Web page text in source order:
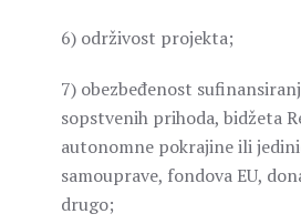
6) održivost projekta;
7) obezbeđenost
sopstvenih prihoda, bidžeta
autonomne pokrajine ili
samouprave, fondova EU,
drugo;